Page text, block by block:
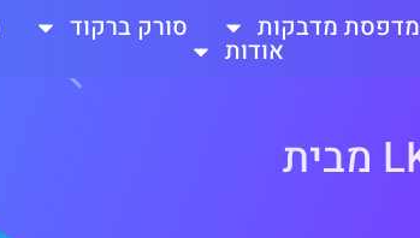
מדפסת מדבקות סורק ברקוד
אודות
מדפסת מדבקות ניידת LKP21 מבית